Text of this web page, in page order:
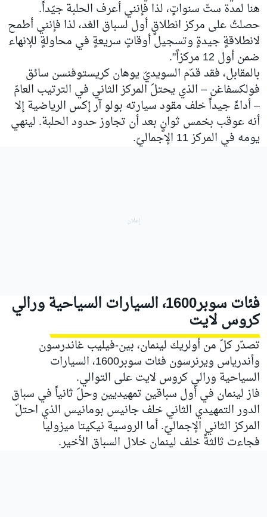
هنا لمدة ستّ سنواتٍ، لذا فإنني أعرف الحلبة جيّداً.
حصلتُ على مركز انطلاقٍ أول لسباق الغد، لذا فإنني أطمح
لانطلاقةٍ جيدةٍ وتسجيل أوقاتٍ سريعةٍ في محاولةٍ للإنهاء
ضمن أول 12 مركزاً".
بالمقابل، فقد قدّم السويديّ يوهان كريستوفنسن سائق
فولكسفاغن – الذي يحتلّ المركز الثاني في الترتيب العامّ
– أداءً جيداً خلف مقود سيارته بولو آر إكس الرياضية إلا
أنه عوقب بخمس ثوانٍ بعد أن تجاوز حدود الحلبة. لينهي
يومه في المركز 11 الإجماليّ.
فئات سوبر1600، السيارات السياحية ورالي
كروس لايت
تصدّر كلّ من أولريك لينمان، بين-فيليب غاندرسون
وأندرياس ويرنرسون فئات سوبر1600، السيارات
السياحية ورالي كروس لايت على التوالي.
فاز لينمان في أول سباقين تمهيديين وحلّ ثانياً في سباق
الدور التمهيدي الثاني خلف جانيس بومانيس الذي احتلّ
المركز الثاني الإجماليّ. أما الروسية نيكيتا ميزوليا
فجاءت ثالثةً خلف لينمان خلال السباق الأخير.